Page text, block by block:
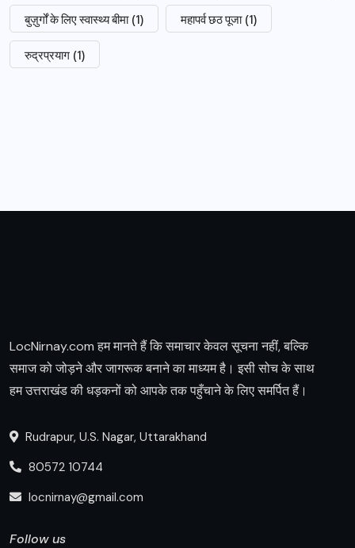
बुज़ुर्गों के लिए स्वास्थ्य बीमा (1) महापर्व छठ पूजा (1)
रुद्रप्रयाग (1)
LocNirnay.com हम मानते हैं कि समाचार केवल सूचना नहीं, बल्कि
समाज को जोड़ने और जागरूक बनाने का माध्यम है। इसी सोच के साथ
हम उत्तराखंड की धड़कनों को आपके तक पहुँचाने के लिए समर्पित हैं।
Rudrapur, U.S. Nagar, Uttarakhand
80572 10744
locnirnay@gmail.com
Follow us